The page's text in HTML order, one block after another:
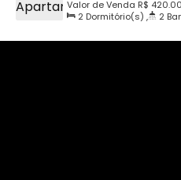
Andar Alto - Estrada
Madri - Fundo
R$
Valor de Venda
Catarina, Brasil
2 Dormitório(s) , 2